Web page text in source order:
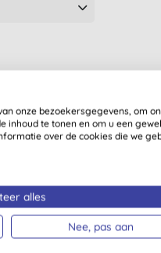
(2)
(33)
Verenigd
Korea (3)
(55)
onze bezoekersgegevens, om
inhoud te tonen en om u een
over de cookies die we
alles
Nee, pas aan